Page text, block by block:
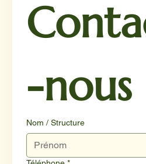
-nous
Nom / Structure